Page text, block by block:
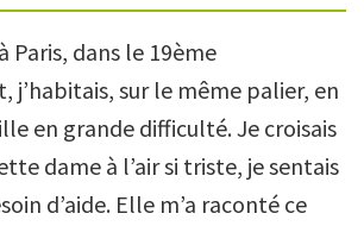
Paris, dans le 19ème
j’habitais, sur le même palier, en
en grande difficulté. Je croisais
dame à l’air si triste, je sentais
d’aide. Elle m’a raconté ce